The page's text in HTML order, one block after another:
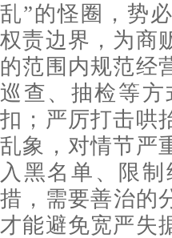
乱”的怪圈，势
权责边界，为商
的范围内规范经
巡查、抽检等
扣；严厉打击哄
乱象，对情节严
入黑名单、限
措，需要善治的
才能避免宽严失